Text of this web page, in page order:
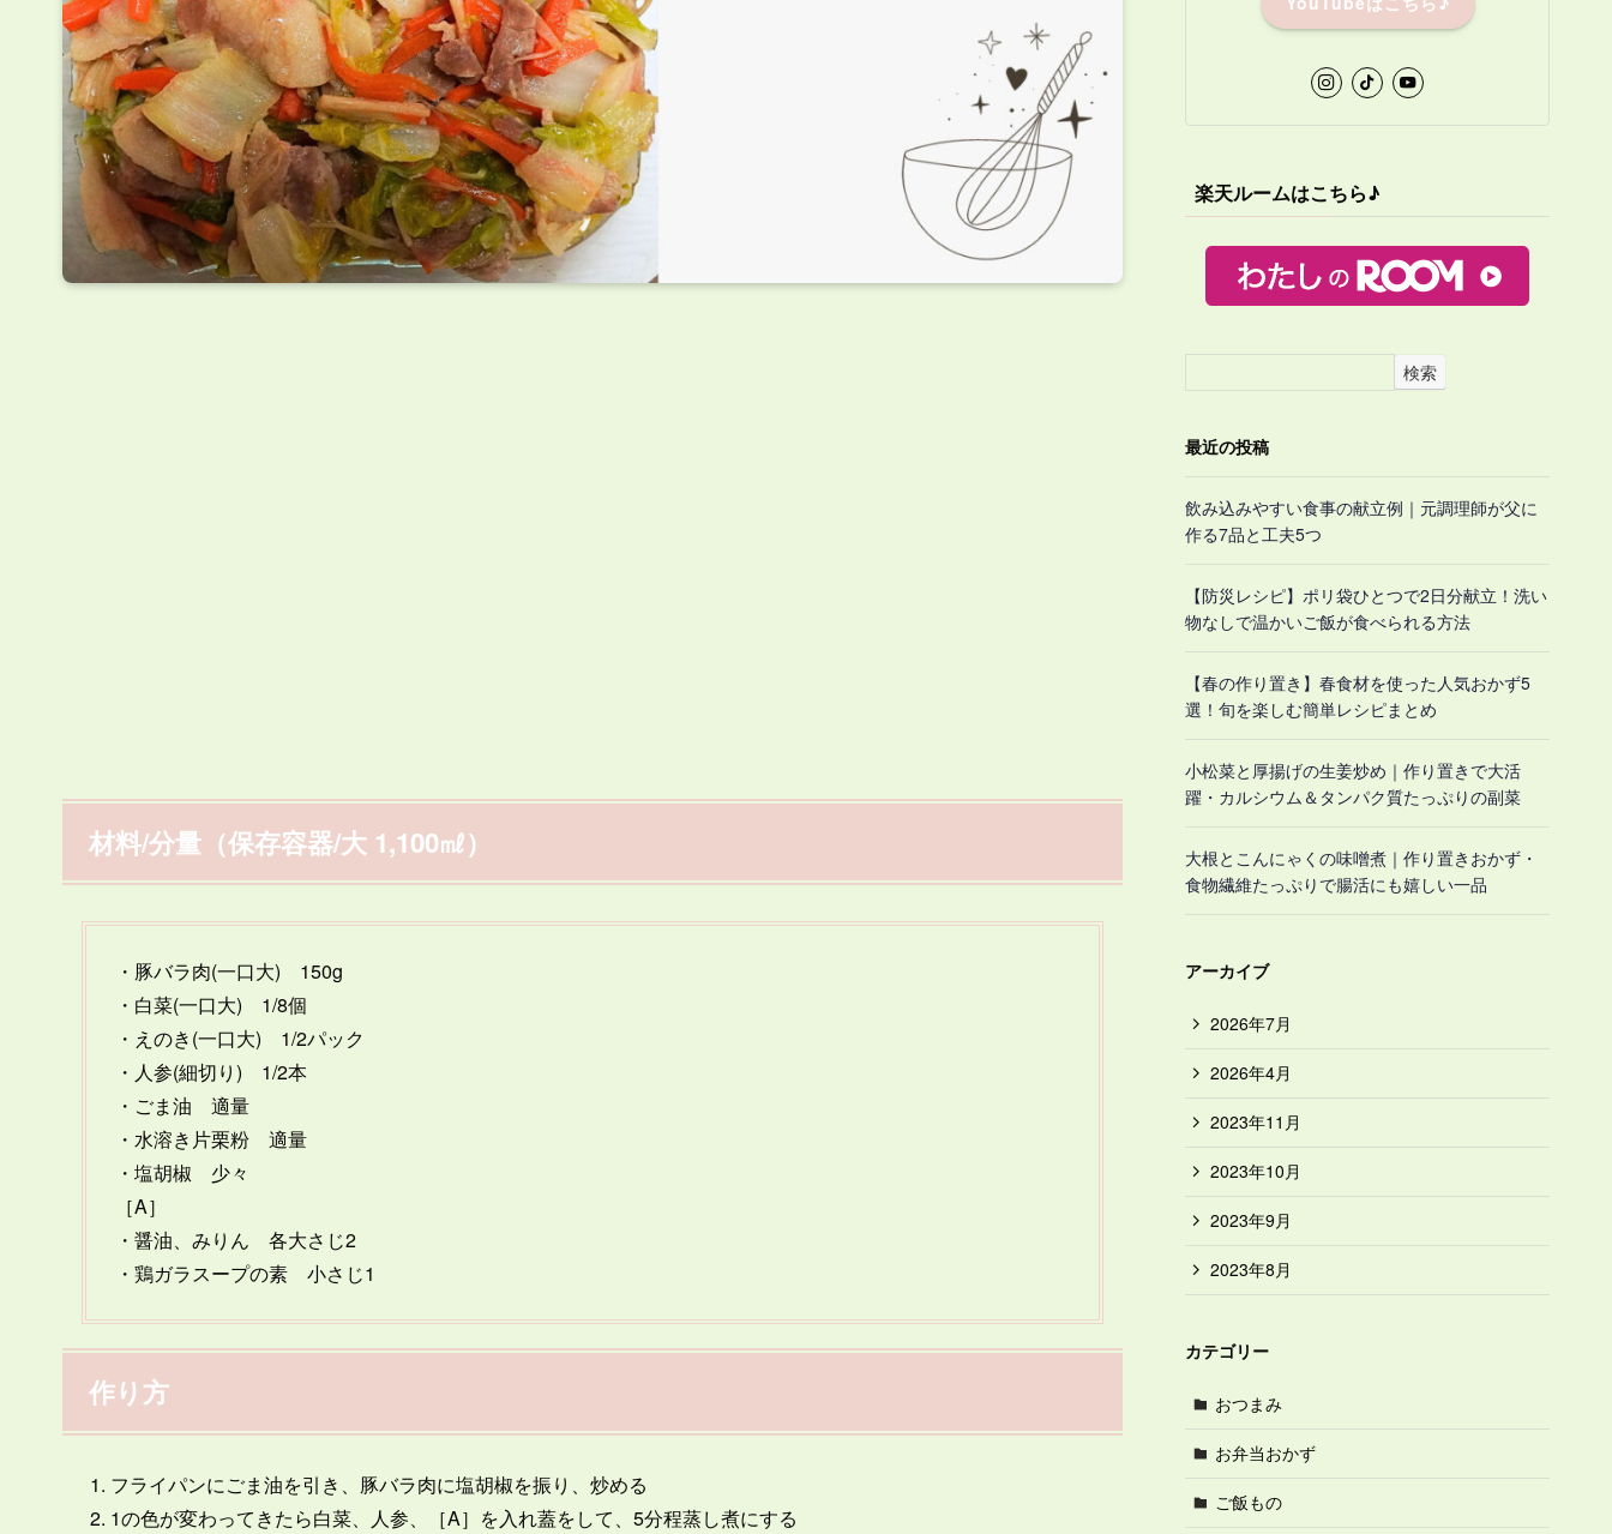
材料/分量（保存容器/大 1,100㎖）
・豚バラ肉(一口大) 150g
・白菜(一口大) 1/8個
・えのき(一口大) 1/2パック
・人参(細切り) 1/2本
・ごま油 適量
・水溶き片栗粉 適量
・塩胡椒 少々
［A］
・醤油、みりん 各大さじ2
・鶏ガラスープの素 小さじ1
作り方
フライパンにごま油を引き、豚バラ肉に塩胡椒を振り、炒める
1の色が変わってきたら白菜、人参、［A］を入れ蓋をして、5分程蒸し煮にする
楽天ルームはこちら♪
検索
最近の投稿
飲み込みやすい食事の献立例｜元調理師が父に
作る7品と工夫5つ
【防災レシピ】ポリ袋ひとつで2日分献立！洗い
物なしで温かいご飯が食べられる方法
【春の作り置き】春食材を使った人気おかず5
選！旬を楽しむ簡単レシピまとめ
小松菜と厚揚げの生姜炒め｜作り置きで大活
躍・カルシウム＆タンパク質たっぷりの副菜
大根とこんにゃくの味噌煮｜作り置きおかず・
食物繊維たっぷりで腸活にも嬉しい一品
アーカイブ
2026年7月
2026年4月
2023年11月
2023年10月
2023年9月
2023年8月
カテゴリー
おつまみ
お弁当おかず
ご飯もの